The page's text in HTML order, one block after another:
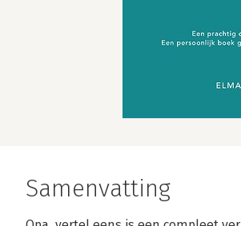
Samenvatting